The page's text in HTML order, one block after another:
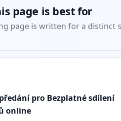
page is best for
page is written for a distinct
pro Bezplatné sdílení
online